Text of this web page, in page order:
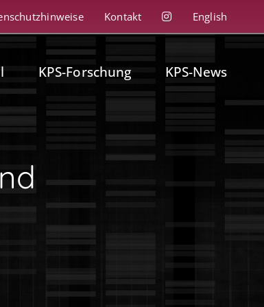
Kontakt English
KPS-Forschung KPS-News